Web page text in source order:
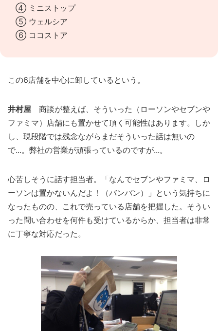
④ ミニストップ
⑤ ウェルシア
⑥ ココストア
この6店舗を中心に卸しているという。
井村屋 商談が整えば、そういった（ローソンやセブンや
ファミマ）店舗にも置かせて頂く可能性はあります。しか
し、現段階では残念ながらまだそういった話は無いの
で...。弊社の営業が頑張っているのですが...。
心苦しそうに話す担当者。「なんでセブンやファミマ、ロ
ーソンは置かないんだよ！（バンバン）」という気持ちに
なったものの、これで売っている店舗を把握した。そうい
った問い合わせを何件も受けているからか、担当者は非常
に丁寧な対応だった。